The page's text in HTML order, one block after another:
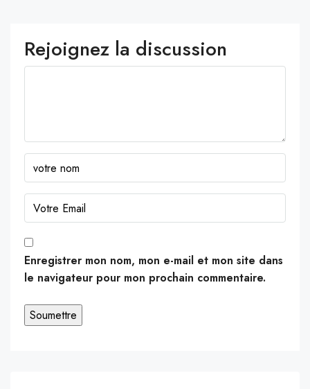
Rejoignez la discussion
Enregistrer mon nom, mon e-mail et mon site dans
le navigateur pour mon prochain commentaire.